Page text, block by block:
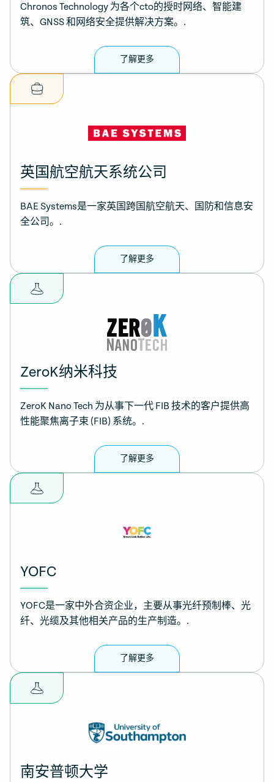
Chronos Technology 为各个cto的授时网络、智能建
筑、GNSS 和网络安全提供解决方案。.
了解更多
英国航空航天系统公司
BAE Systems是一家英国跨国航空航天、国防和信息安
全公司。.
了解更多
ZeroK纳米科技
ZeroK Nano Tech 为从事下一代 FIB 技术的客户提供高
性能聚焦离子束 (FIB) 系统。.
了解更多
YOFC
YOFC是一家中外合资企业，主要从事光纤预制棒、光
纤、光缆及其他相关产品的生产制造。.
了解更多
南安普顿大学